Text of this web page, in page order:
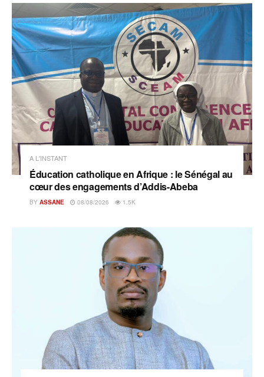
A L'INSTANT
Éducation catholique en Afrique : le Sénégal au
cœur des engagements d’Addis-Abeba
BY ASSANE 08/08/2026 1.5K